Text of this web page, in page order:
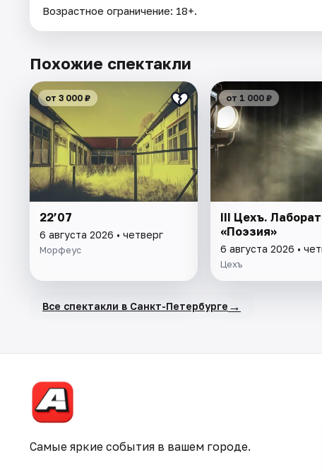
Возрастное ограничение: 18+.
Похожие спектакли
от 3 000 ₽
22’07
6 августа 2026 • четверг
Морфеус
от 1 000 ₽
III Цехъ.
«Поэзия»
6 августа 2026 •
Цехъ
Все спектакли в Санкт-Петербурге →
Самые яркие события в вашем городе.